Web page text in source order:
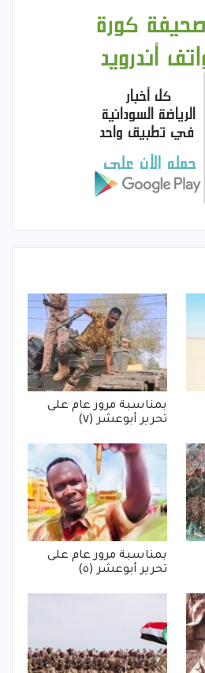
بمناسبة مرور عام على
تحرير أبوعشر (٧)
بمناسبة مرور عام على
تحرير أبوعشر (٥)